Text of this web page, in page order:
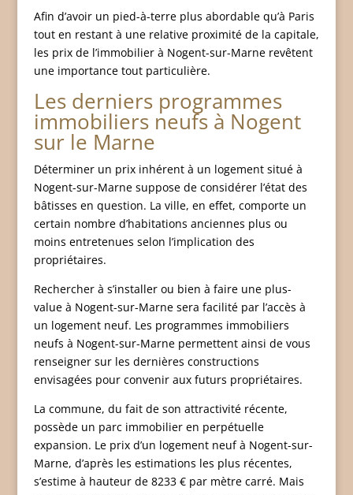
Afin d’avoir un pied-à-terre plus abordable qu’à Paris
tout en restant à une relative proximité de la capitale,
les prix de l’immobilier à Nogent-sur-Marne revêtent
une importance tout particulière.
Les derniers programmes
immobiliers neufs à Nogent
sur le Marne
Déterminer un prix inhérent à un logement situé à
Nogent-sur-Marne suppose de considérer l’état des
bâtisses en question. La ville, en effet, comporte un
certain nombre d’habitations anciennes plus ou
moins entretenues selon l’implication des
propriétaires.
Rechercher à s’installer ou bien à faire une plus-
value à Nogent-sur-Marne sera facilité par l’accès à
un logement neuf. Les programmes immobiliers
neufs à Nogent-sur-Marne permettent ainsi de vous
renseigner sur les dernières constructions
envisagées pour convenir aux futurs propriétaires.
La commune, du fait de son attractivité récente,
possède un parc immobilier en perpétuelle
expansion. Le prix d’un logement neuf à Nogent-sur-
Marne, d’après les estimations les plus récentes,
s’estime à hauteur de 8233 € par mètre carré. Mais